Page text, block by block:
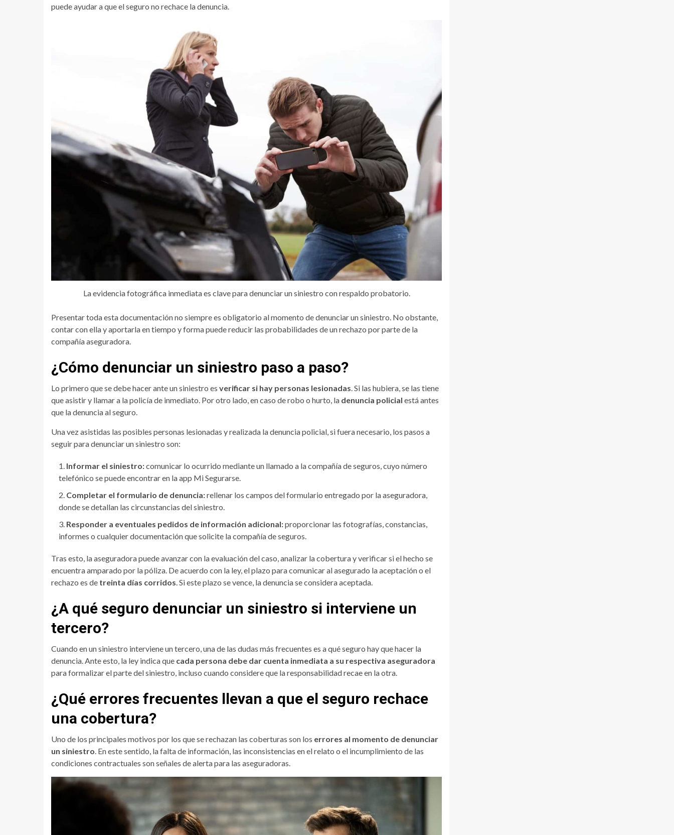
puede ayudar a que el seguro no rechace la denuncia.
La evidencia fotográfica inmediata es clave para denunciar un siniestro con respaldo probatorio.
Presentar toda esta documentación no siempre es obligatorio al momento de denunciar un siniestro. No obstante,
contar con ella y aportarla en tiempo y forma puede reducir las probabilidades de un rechazo por parte de la
compañía aseguradora.
¿Cómo denunciar un siniestro paso a paso?
Lo primero que se debe hacer ante un siniestro es verificar si hay personas lesionadas. Si las hubiera, se las tiene
que asistir y llamar a la policía de inmediato. Por otro lado, en caso de robo o hurto, la denuncia policial está antes
que la denuncia al seguro.
Una vez asistidas las posibles personas lesionadas y realizada la denuncia policial, si fuera necesario, los pasos a
seguir para denunciar un siniestro son:
Informar el siniestro:comunicar lo ocurrido mediante un llamado a la compañía de seguros, cuyo número
telefónico se puede encontrar en la app Mi Segurarse.
Completar el formulario de denuncia:rellenar los campos del formulario entregado por la aseguradora,
donde se detallan las circunstancias del siniestro.
Responder a eventuales pedidos de información adicional:proporcionar las fotografías, constancias,
informes o cualquier documentación que solicite la compañía de seguros.
Tras esto, la aseguradora puede avanzar con la evaluación del caso, analizar la cobertura y verificar si el hecho se
encuentra amparado por la póliza. De acuerdo con la ley, el plazo para comunicar al asegurado la aceptación o el
rechazo es de treinta días corridos. Si este plazo se vence, la denuncia se considera aceptada.
¿A qué seguro denunciar un siniestro si interviene un
tercero?
Cuando en un siniestro interviene un tercero, una de las dudas más frecuentes es a qué seguro hay que hacer la
denuncia. Ante esto, la ley indica que cada persona debe dar cuenta inmediata a su respectiva aseguradora
para formalizar el parte del siniestro, incluso cuando considere que la responsabilidad recae en la otra.
¿Qué errores frecuentes llevan a que el seguro rechace
una cobertura?
Uno de los principales motivos por los que se rechazan las coberturas son los errores al momento de denunciar
un siniestro. En este sentido, la falta de información, las inconsistencias en el relato o el incumplimiento de las
condiciones contractuales son señales de alerta para las aseguradoras.